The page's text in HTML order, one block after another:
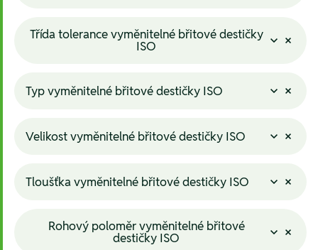
Třída tolerance vyměnitelné břitové destičky
ISO
Typ vyměnitelné břitové destičky ISO
Velikost vyměnitelné břitové destičky ISO
Tloušťka vyměnitelné břitové destičky ISO
Rohový poloměr vyměnitelné břitové
destičky ISO